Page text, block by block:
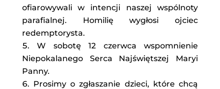
ofiarowywali w intencji naszej wspólnoty
parafialnej. Homilię wygłosi ojciec
redemptorysta.
W sobotę 12 czerwca wspomnienie
Niepokalanego Serca Najświętszej Maryi
Panny.
Prosimy o zgłaszanie dzieci, które chcą